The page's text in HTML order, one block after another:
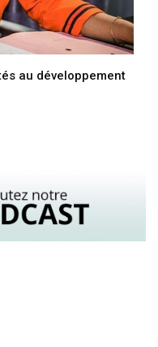
au développement